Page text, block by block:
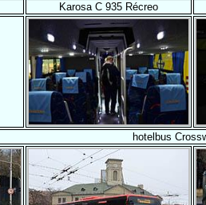
Karosa C 935 Récreo
hotelbus